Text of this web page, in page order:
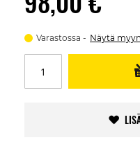
Varastossa Näytä